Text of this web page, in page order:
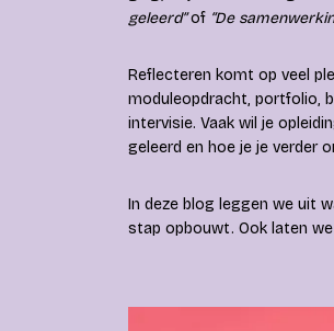
geleerd”of “De
Reflecteren komt op veel
moduleopdracht, portfolio,
intervisie. Vaak wil je
geleerd en hoe je je verder
In deze blog leggen we uit
stap opbouwt. Ook laten